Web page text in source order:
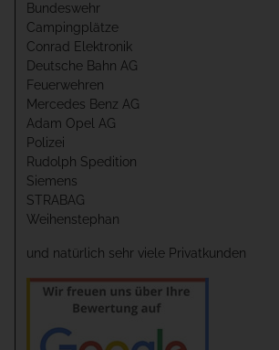
Bundeswehr
Campingplätze
Conrad Elektronik
Deutsche Bahn AG
Feuerwehren
Mercedes Benz AG
Adam Opel AG
Polizei
Rudolph Spedition
Siemens
STRABAG
Weihenstephan
und natürlich sehr viele Privatkunden